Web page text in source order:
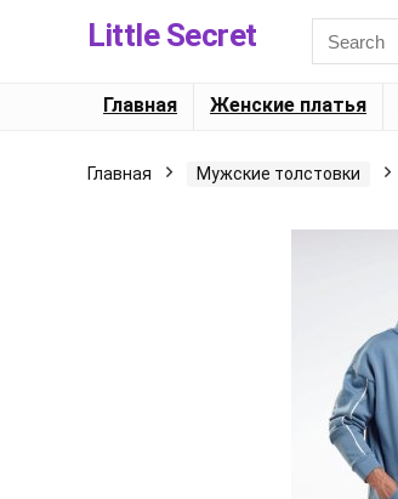
Little Secret
Главная Женские платья
Главная Мужские толстовки